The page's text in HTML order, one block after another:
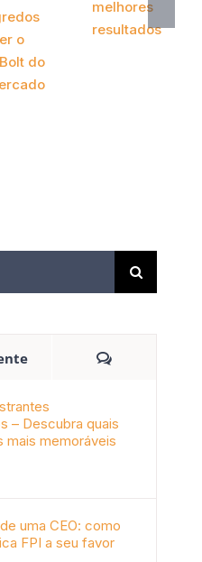
o
do
melhores
resultados
– Descubra quais
mais memoráveis
uma CEO: como
FPI a seu favor